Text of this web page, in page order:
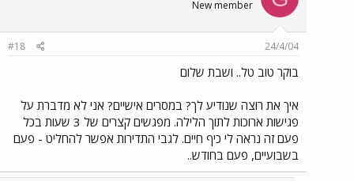
New member
24/4/04
#18
בוקר טוב טל.. ושבת שלום
איך את רוצה שנודיע לך? במסרים אישיים? אני לא מדברת על
פגישות ארוכות לתוך הלילה. מפגשים קצרים של 3 שעות בכל
פעם זה נראה לי כיף חיים. לגבי התדירות אפשר להחליט - פעם
בשבועיים, פעם בחודש..